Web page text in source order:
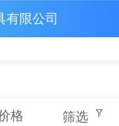
有限公司
格 筛选